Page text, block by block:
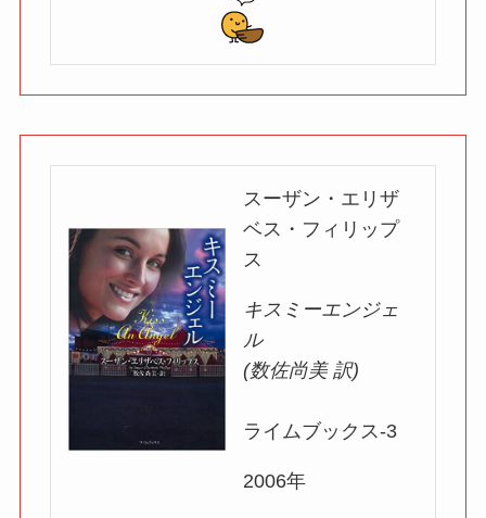
スーザン・エリザ
ベス・フィリップ
ス
キスミーエンジェ
ル
(数佐尚美 訳)
ライムブックス-3
2006年